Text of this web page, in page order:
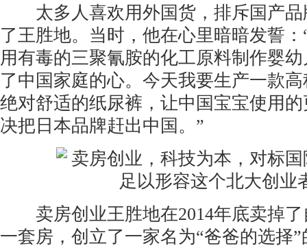
太多人喜欢用外国货，排斥国产品
了王胜地。当时，他在心里暗暗发誓
用有毒的三聚氰胺的化工原料制作婴
了中国家庭的心。今天我要生产一款
绝对舒适的纸尿裤，让中国宝宝使用
决把日本品牌赶出中国。”
卖房创业王胜地在2014年底卖掉了
一套房，创立了一家名为“爸爸的选择